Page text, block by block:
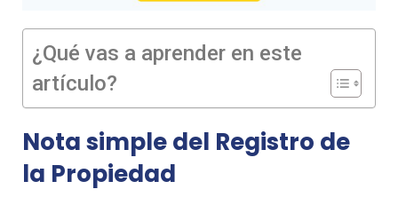
¿Qué vas a aprender en este
artículo?
Nota simple del Registro de
la Propiedad